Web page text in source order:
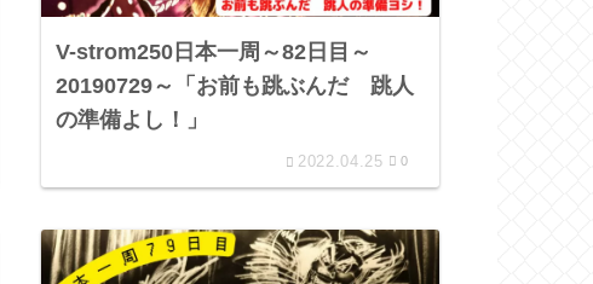
V-strom250日本一周～82日目～
20190729～「お前も跳ぶんだ 跳人
の準備よし！」
2022.04.25 0